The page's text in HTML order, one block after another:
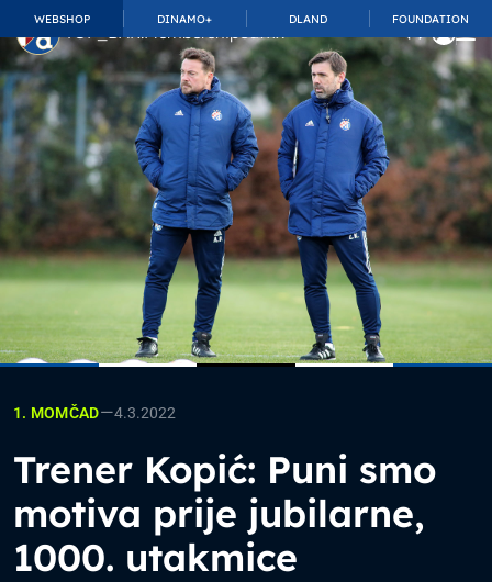
WEBSHOP DINAMO+ DLAND FOUNDATION
TOP_BAR.MembershipSuffix
1. MOMČAD—4.3.2022
Trener Kopić: Puni smo
motiva prije jubilarne,
1000. utakmice